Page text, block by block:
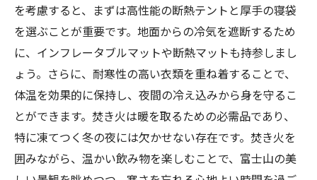
冬の富士山ソロキャンプで得られる心の平
穏
雪化粧の富士山を背景に贅沢な静岡県富士宮市
ソロキャンプの魅力
魅力的な雪化粧の富士山を堪能できるポイ
ント
静岡県富士宮市での贅沢なキャンプ体験
冬の富士山を背景に撮影するコツ
を考慮すると、まずは高性能の断熱テントと厚手の寝袋
を選ぶことが重要です。地面からの冷気を遮断するため
に、インフレータブルマットや断熱マットも持参しまし
ょう。さらに、耐寒性の高い衣類を重ね着することで、
体温を効果的に保持し、夜間の冷え込みから身を守るこ
とができます。焚き火は暖を取るための必需品であり、
特に凍てつく冬の夜には欠かせない存在です。焚き火を
囲みながら、温かい飲み物を楽しむことで、富士山の美